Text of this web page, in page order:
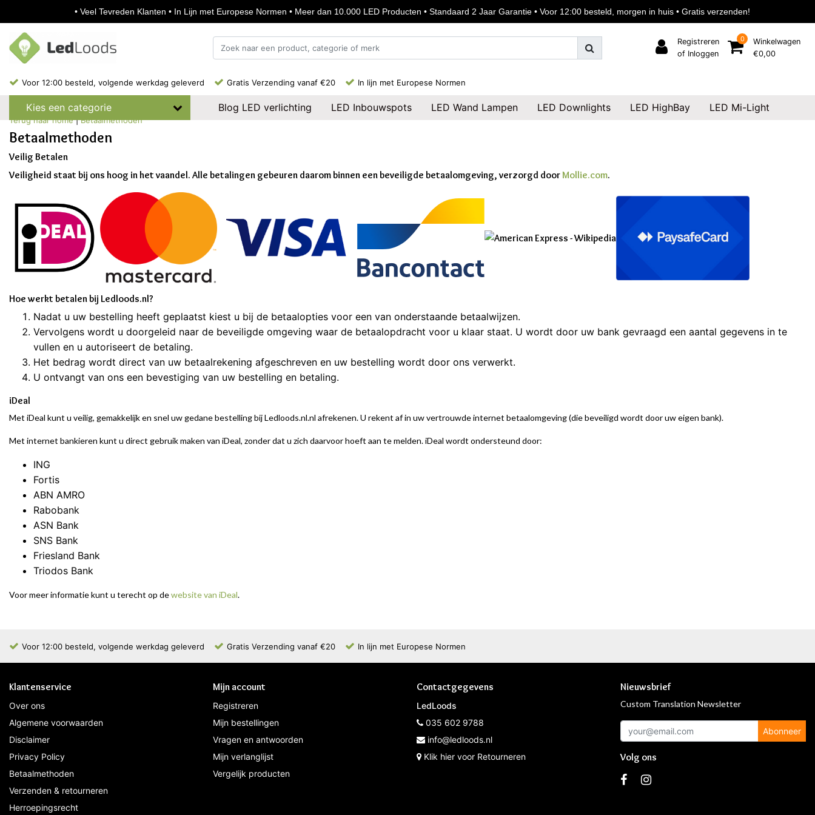
Registreren
of Inloggen
0
Winkelwagen
€0,00
Voor 12:00 besteld, volgende werkdag geleverd Gratis Verzending vanaf €20 In lijn met Europese Normen
Kies een categorie Blog LED verlichting LED Inbouwspots LED Wand Lampen LED Downlights LED HighBay LED Mi-Light
Terug naar home|Betaalmethoden
Betaalmethoden
Veilig Betalen
Veiligheid staat bij ons hoog in het vaandel. Alle betalingen gebeuren daarom binnen een beveiligde betaalomgeving, verzorgd doorMollie.com.
Hoe werkt betalen bij Ledloods.nl?
Nadat u uw bestelling heeft geplaatst kiest u bij de betaalopties voor een van onderstaande betaalwijzen.
Vervolgens wordt u doorgeleid naar de beveiligde omgeving waar de betaalopdracht voor u klaar staat. U wordt door uw bank gevraagd een aantal gegevens in te
vullen en u autoriseert de betaling.
Het bedrag wordt direct van uw betaalrekening afgeschreven en uw bestelling wordt door ons verwerkt.
U ontvangt van ons een bevestiging van uw bestelling en betaling.
iDeal
Met iDeal kunt u veilig, gemakkelijk en snel uw gedane bestelling bij Ledloods.nl.nl afrekenen. U rekent af in uw vertrouwde internet betaalomgeving (die beveiligd wordt door uw eigen bank).
Met internet bankieren kunt u direct gebruik maken van iDeal, zonder dat u zich daarvoor hoeft aan te melden. iDeal wordt ondersteund door:
ING
Fortis
ABN AMRO
Rabobank
ASN Bank
SNS Bank
Friesland Bank
Triodos Bank
Voor meer informatie kunt u terecht op dewebsite van iDeal.
Voor 12:00 besteld, volgende werkdag geleverd Gratis Verzending vanaf €20 In lijn met Europese Normen
Klantenservice
Over ons
Algemene voorwaarden
Disclaimer
Privacy Policy
Betaalmethoden
Verzenden & retourneren
Herroepingsrecht
Mijn account
Registreren
Mijn bestellingen
Vragen en antwoorden
Mijn verlanglijst
Vergelijk producten
Contactgegevens
LedLoods
035 602 9788
info@ledloods.nl
Klik hier voor Retourneren
Nieuwsbrief
Custom Translation Newsletter
Abonneer
Volg ons
• Veel Tevreden Klanten • In Lijn met Europese Normen • Meer dan 10.000 LED Producten • Standaard 2 Jaar Garantie • Voor 12:00 besteld, morgen in huis • Gratis verzenden!